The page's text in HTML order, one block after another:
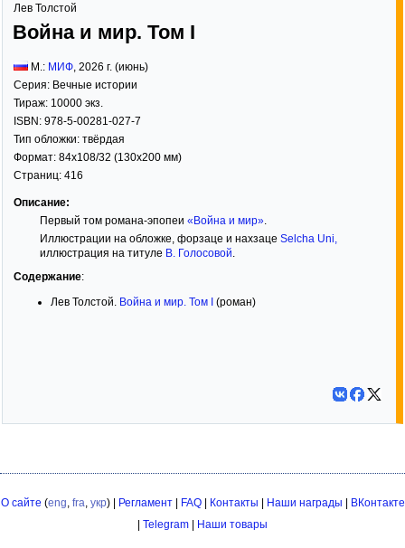
Лев Толстой
Война и мир. Том I
М.: МИФ 2026 г. (июнь)
Серия: Вечные истории
Тираж: 10000 экз.
ISBN: 978-5-00281-027-7
Тип обложки: твёрдая
Формат: 84x108/32 (130x200 мм)
Страниц: 416
Описание:
Первый том романа-эпопеи «Война и мир».
Иллюстрации на обложке, форзаце и нахзаце Selcha Uni
иллюстрация на титуле В. Голосовой
Содержание:
Лев Толстой. Война и мир. Том I (роман)
О сайте (eng, fra, укр) | Регламент| FAQ| Контакты Наши награды
ВКонтакте
Telegram Наши товары